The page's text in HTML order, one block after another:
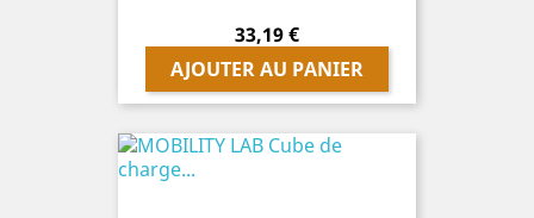
Prix
33,19 €
AJOUTER AU PANIER